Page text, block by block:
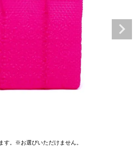
す。※お選びいただけません。